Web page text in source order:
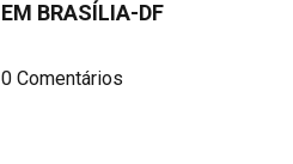
EM BRASÍLIA-DF
0 Comentários